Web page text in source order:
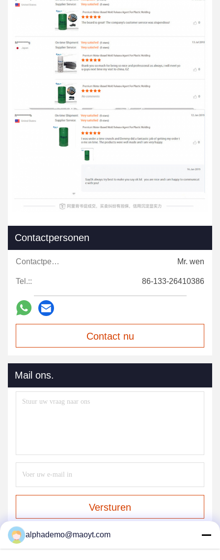
Contactpersonen
Contactpersonen: Mr. wen
Tel.:: 86-133-26410386
Contact nu
Mail ons.
Versturen
alphademo@maoyt.com